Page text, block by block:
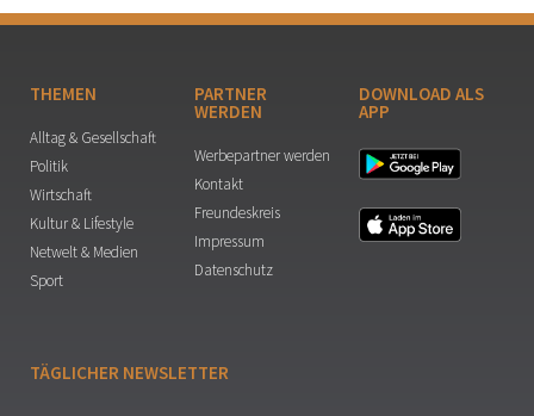
THEMEN
Alltag & Gesellschaft
Politik
Wirtschaft
Kultur & Lifestyle
Netwelt & Medien
Sport
PARTNER
WERDEN
Werbepartner werden
Kontakt
Freundeskreis
Impressum
Datenschutz
DOWNLOAD ALS
APP
TÄGLICHER NEWSLETTER